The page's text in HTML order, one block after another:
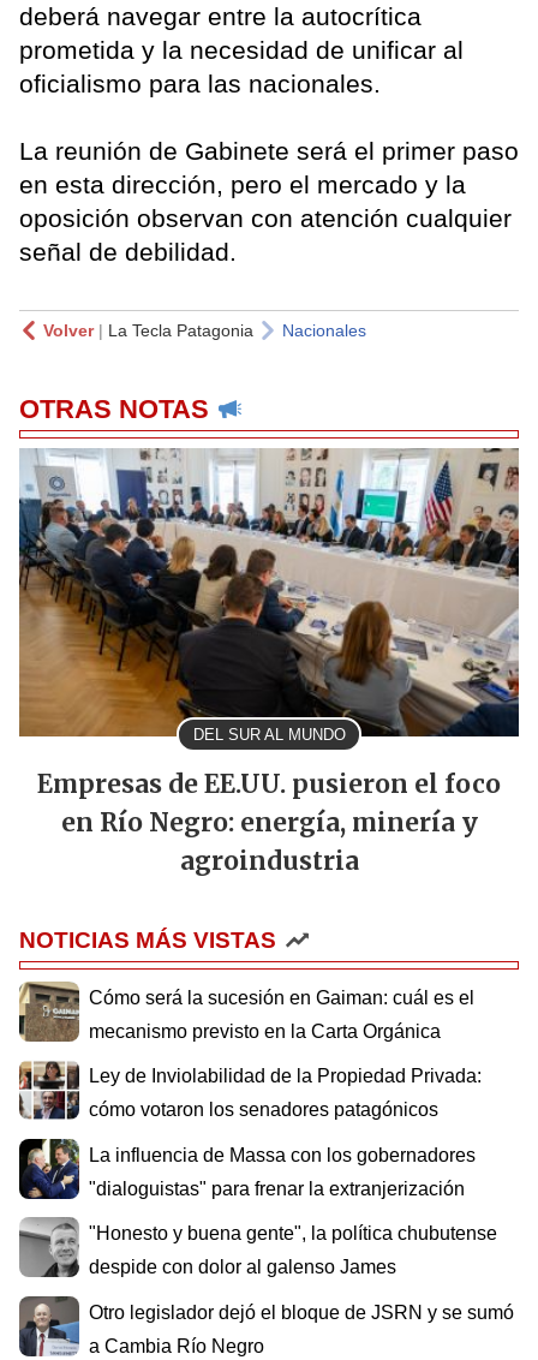
deberá navegar entre la autocrítica
prometida y la necesidad de unificar al
oficialismo para las nacionales.
La reunión de Gabinete será el primer paso
en esta dirección, pero el mercado y la
oposición observan con atención cualquier
señal de debilidad.
Volver| La Tecla Patagonia Nacionales
OTRAS NOTAS
DEL SUR AL MUNDO
Empresas de EE.UU. pusieron el foco
en Río Negro: energía, minería y
agroindustria
NOTICIAS MÁS VISTAS
Cómo será la sucesión en Gaiman: cuál es el
mecanismo previsto en la Carta Orgánica
Ley de Inviolabilidad de la Propiedad Privada:
cómo votaron los senadores patagónicos
La influencia de Massa con los gobernadores
"dialoguistas" para frenar la extranjerización
"Honesto y buena gente", la política chubutense
despide con dolor al galenso James
Otro legislador dejó el bloque de JSRN y se sumó
a Cambia Río Negro